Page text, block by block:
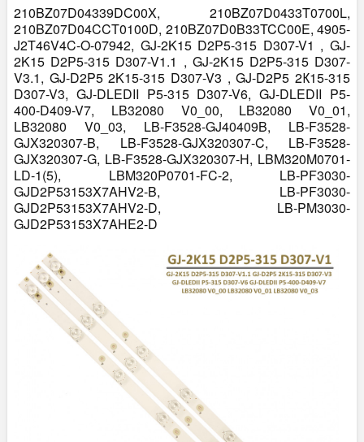
210BZ07D04339DC00X, 210BZ07D0433T0700L,
210BZ07D04CCT0100D, 210BZ07D0B33TCC00E, 4905-
J2T46V4C-O-07942, GJ-2K15 D2P5-315 D307-V1 , GJ-
2K15 D2P5-315 D307-V1.1 , GJ-2K15 D2P5-315 D307-
V3.1, GJ-D2P5 2K15-315 D307-V3 , GJ-D2P5 2К15-315
D307-V3, GJ-DLEDII P5-315 D307-V6, GJ-DLEDII P5-
400-D409-V7, LB32080 V0_00, LB32080 V0_01,
LB32080 V0_03, LB-F3528-GJ40409B, LB-F3528-
GJX320307-B, LB-F3528-GJX320307-C, LB-F3528-
GJX320307-G, LB-F3528-GJX320307-H, LBM320M0701-
LD-1(5), LBM320P0701-FC-2, LB-PF3030-
GJD2P53153X7AHV2-B, LB-PF3030-
GJD2P53153X7AHV2-D, LB-PM3030-
GJD2P53153X7AHE2-D